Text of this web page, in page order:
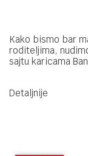
Kako bismo bar
roditeljima,
sajtu karicama
Detaljnije